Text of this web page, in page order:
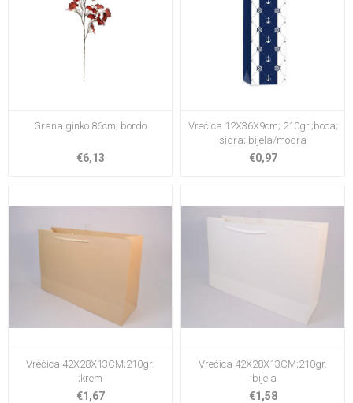
Grana ginko 86cm; bordo
€6,13
Vrećica 12X36X9cm; 210gr.;boca;
sidra; bijela/modra
€0,97
Vrećica 42X28X13CM;210gr.
;krem
€1,67
Vrećica 42X28X13CM;210gr.
;bijela
€1,58